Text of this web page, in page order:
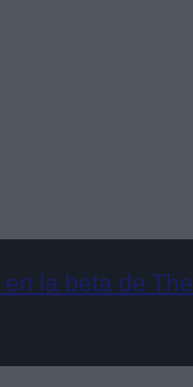
la beta de